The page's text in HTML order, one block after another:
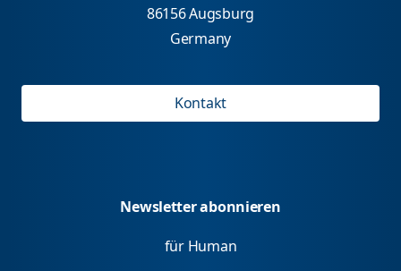
86156 Augsburg
Germany
Kontakt
Newsletter abonnieren
für Human